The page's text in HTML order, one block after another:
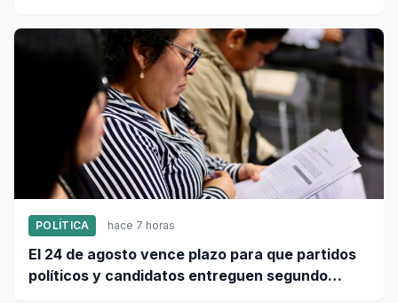
POLÍTICA hace 7 horas
El 24 de agosto vence plazo para que partidos
políticos y candidatos entreguen segundo